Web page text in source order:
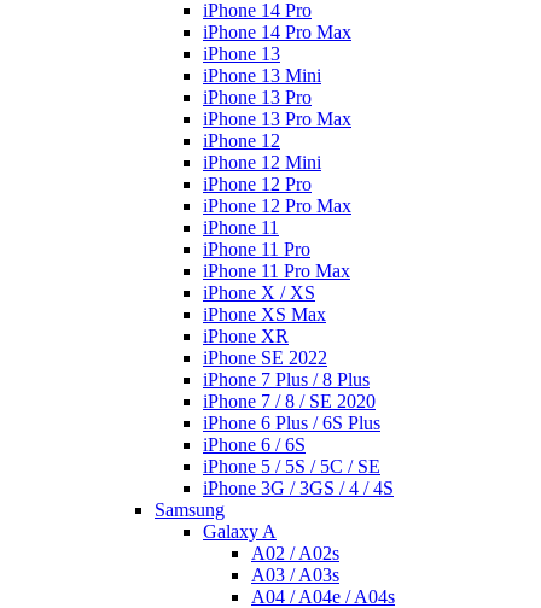
iPhone 14 Pro
iPhone 14 Pro Max
iPhone 13
iPhone 13 Mini
iPhone 13 Pro
iPhone 13 Pro Max
iPhone 12
iPhone 12 Mini
iPhone 12 Pro
iPhone 12 Pro Max
iPhone 11
iPhone 11 Pro
iPhone 11 Pro Max
iPhone X / XS
iPhone XS Max
iPhone XR
iPhone SE 2022
iPhone 7 Plus / 8 Plus
iPhone 7 / 8 / SE 2020
iPhone 6 Plus / 6S Plus
iPhone 6 / 6S
iPhone 5 / 5S / 5C / SE
iPhone 3G / 3GS / 4 / 4S
Samsung
Galaxy A
A02 / A02s
A03 / A03s
A04 / A04e / A04s